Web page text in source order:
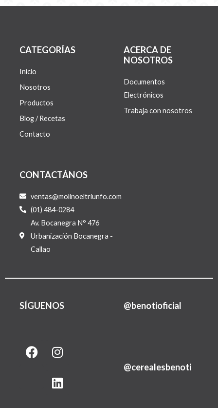
CATEGORÍAS
Inicio
Nosotros
Productos
Blog / Recetas
Contacto
ACERCA DE
NOSOTROS
Documentos
Electrónicos
Trabaja con nosotros
CONTACTÁNOS
ventas@molinoeltriunfo.com
(01) 484-0284
Av. Bocanegra N° 476
Urbanización Bocanegra -
Callao
SÍGUENOS @benotioficial
F
a
I
n
t
L
i
k
@cerealesbenoti